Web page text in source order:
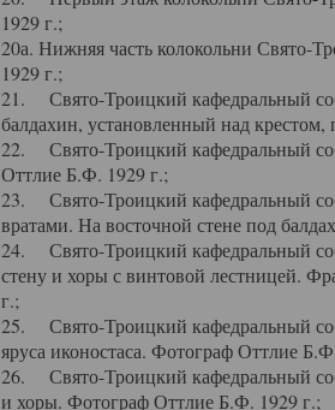
1929 г.;
20а. Нижняя часть колокольни Свято-
1929 г.;
21. Свято-Троицкий кафедральный
балдахин, установленный над
22. Свято-Троицкий кафедральный
Оттлие Б.Ф. 1929 г.;
23. Свято-Троицкий кафедральный
вратами. На восточной стене под
24. Свято-Троицкий кафедральный
стену и хоры с винтовой лестницей.
г.;
25. Свято-Троицкий кафедральный
яруса иконостаса. Фотограф Оттлие
26. Свято-Троицкий кафедральный
и хоры. Фотограф Оттлие Б.Ф. 1929 г.;